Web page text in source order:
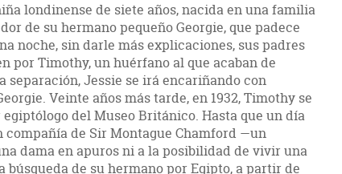
londinense de siete años, nacida en una familia
de su hermano pequeño Georgie, que padece
noche, sin darle más explicaciones, sus padres
por Timothy, un huérfano al que acaban de
separación, Jessie se irá encariñando con
Veinte años más tarde, en 1932, Timothy se
del Museo Británico. Hasta que un día
compañía de Sir Montague Chamford —un
dama en apuros ni a la posibilidad de vivir una
de su hermano por Egipto, a partir de